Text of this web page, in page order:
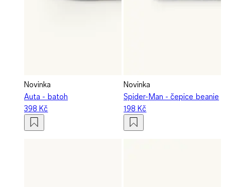
Novinka
Auta - batoh
398 Kč
Novinka
Spider-Man - čepice beanie
198 Kč